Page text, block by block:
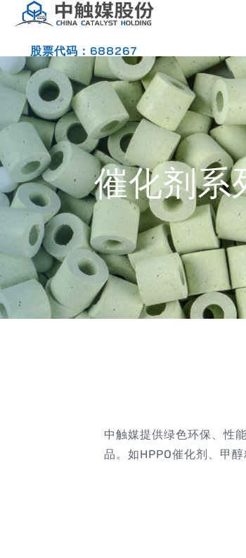
股票代码：688267
催化剂系
中触媒提供绿色环保、性
品。如HPPO催化剂、甲